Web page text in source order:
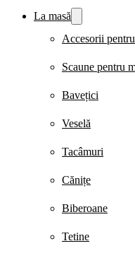
La masă
Accesorii
Scaune pentru
Bavețici
Veselă
Tacâmuri
Cănițe
Biberoane
Tetine